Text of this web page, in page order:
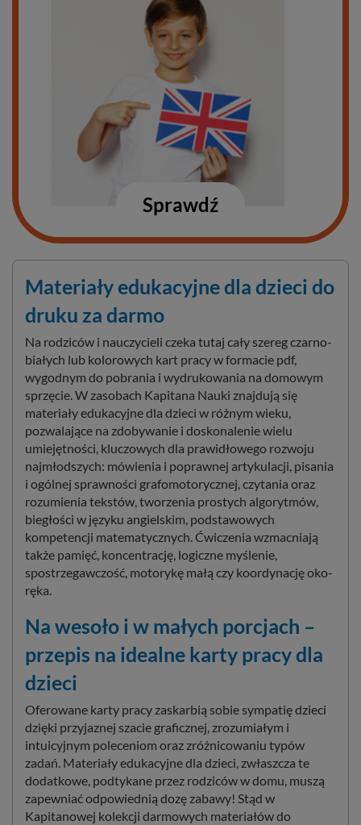
Sprawdź
Materiały edukacyjne dla dzieci do
druku za darmo
Na rodziców i nauczycieli czeka tutaj cały szereg czarno-
białych lub kolorowych kart pracy w formacie pdf,
wygodnym do pobrania i wydrukowania na domowym
sprzęcie. W zasobach Kapitana Nauki znajdują się
materiały edukacyjne dla dzieci w różnym wieku,
pozwalające na zdobywanie i doskonalenie wielu
umiejętności, kluczowych dla prawidłowego rozwoju
najmłodszych: mówienia i poprawnej artykulacji, pisania
i ogólnej sprawności grafomotorycznej, czytania oraz
rozumienia tekstów, tworzenia prostych algorytmów,
biegłości w języku angielskim, podstawowych
kompetencji matematycznych. Ćwiczenia wzmacniają
także pamięć, koncentrację, logiczne myślenie,
spostrzegawczość, motorykę małą czy koordynację oko-
ręka.
Na wesoło i w małych porcjach –
przepis na idealne karty pracy dla
dzieci
Oferowane karty pracy zaskarbią sobie sympatię dzieci
dzięki przyjaznej szacie graficznej, zrozumiałym i
intuicyjnym poleceniom oraz zróżnicowaniu typów
zadań. Materiały edukacyjne dla dzieci, zwłaszcza te
dodatkowe, podtykane przez rodziców w domu, muszą
zapewniać odpowiednią dozę zabawy! Stąd w
Kapitanowej kolekcji darmowych materiałów do